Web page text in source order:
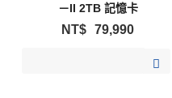
－II 2TB 記憶卡
NT$ 79,990